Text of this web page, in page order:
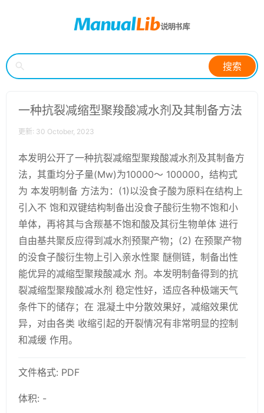
搜索
一种抗裂减缩型聚羧酸减水剂及其制备方法
更新: 30 October, 2023
本发明公开了一种抗裂减缩型聚羧酸减水剂及其制备方
法，其重均分子量(Mw)为10000～ 100000，结构式
为 本发明制备 方法为：(1)以没食子酸为原料在结构上
引入不 饱和双键结构制备出没食子酸衍生物不饱和小
单体，再将其与含羰基不饱和酸及其衍生物单体 进行
自由基共聚反应得到减水剂预聚产物；(2) 在预聚产物
的没食子酸衍生物上引入亲水性聚 醚侧链，制备出性
能优异的减缩型聚羧酸减水 剂。本发明制备得到的抗
裂减缩型聚羧酸减水剂 稳定性好，适应各种极端天气
条件下的储存；在 混凝土中分散效果好，减缩效果优
异，对由各类 收缩引起的开裂情况有非常明显的控制
和减缓 作用。
文件格式: PDF
体积: -